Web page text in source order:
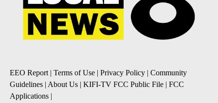
EEO Report| Terms of Use | Privacy Policy | Community
Guidelines | About Us | KIFI-TV FCC Public File | FCC
Applications |